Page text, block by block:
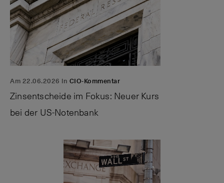
Am 22.06.2026 in CIO-Kommentar
Zinsentscheide im Fokus: Neuer Kurs
bei der US-Notenbank